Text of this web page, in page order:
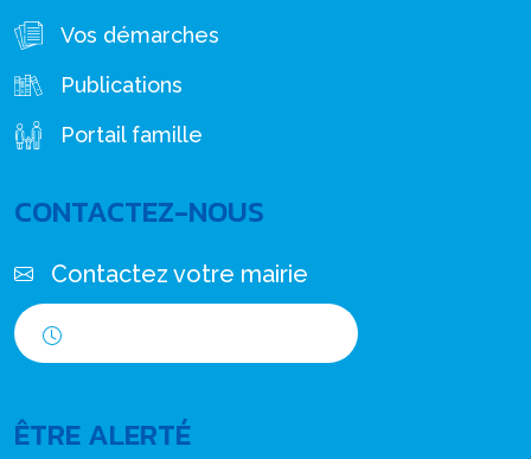
Vos démarches
Publications
Portail famille
CONTACTEZ-NOUS
Contactez votre mairie
ÊTRE ALERTÉ